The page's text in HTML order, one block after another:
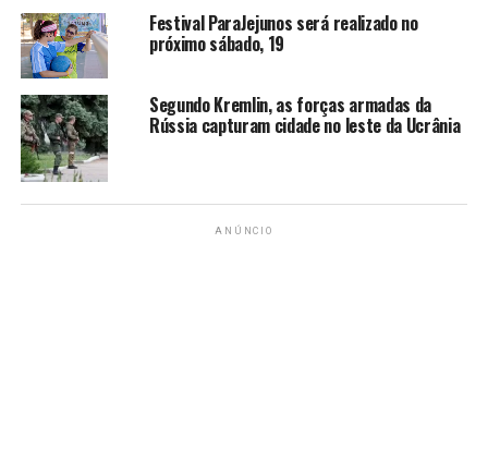
Festival ParaJejunos será realizado no
próximo sábado, 19
Segundo Kremlin, as forças armadas da
Rússia capturam cidade no leste da Ucrânia
ANÚNCIO